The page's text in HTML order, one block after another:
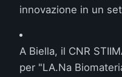
innovazione in un
A Biella, il CNR
per "LA.Na